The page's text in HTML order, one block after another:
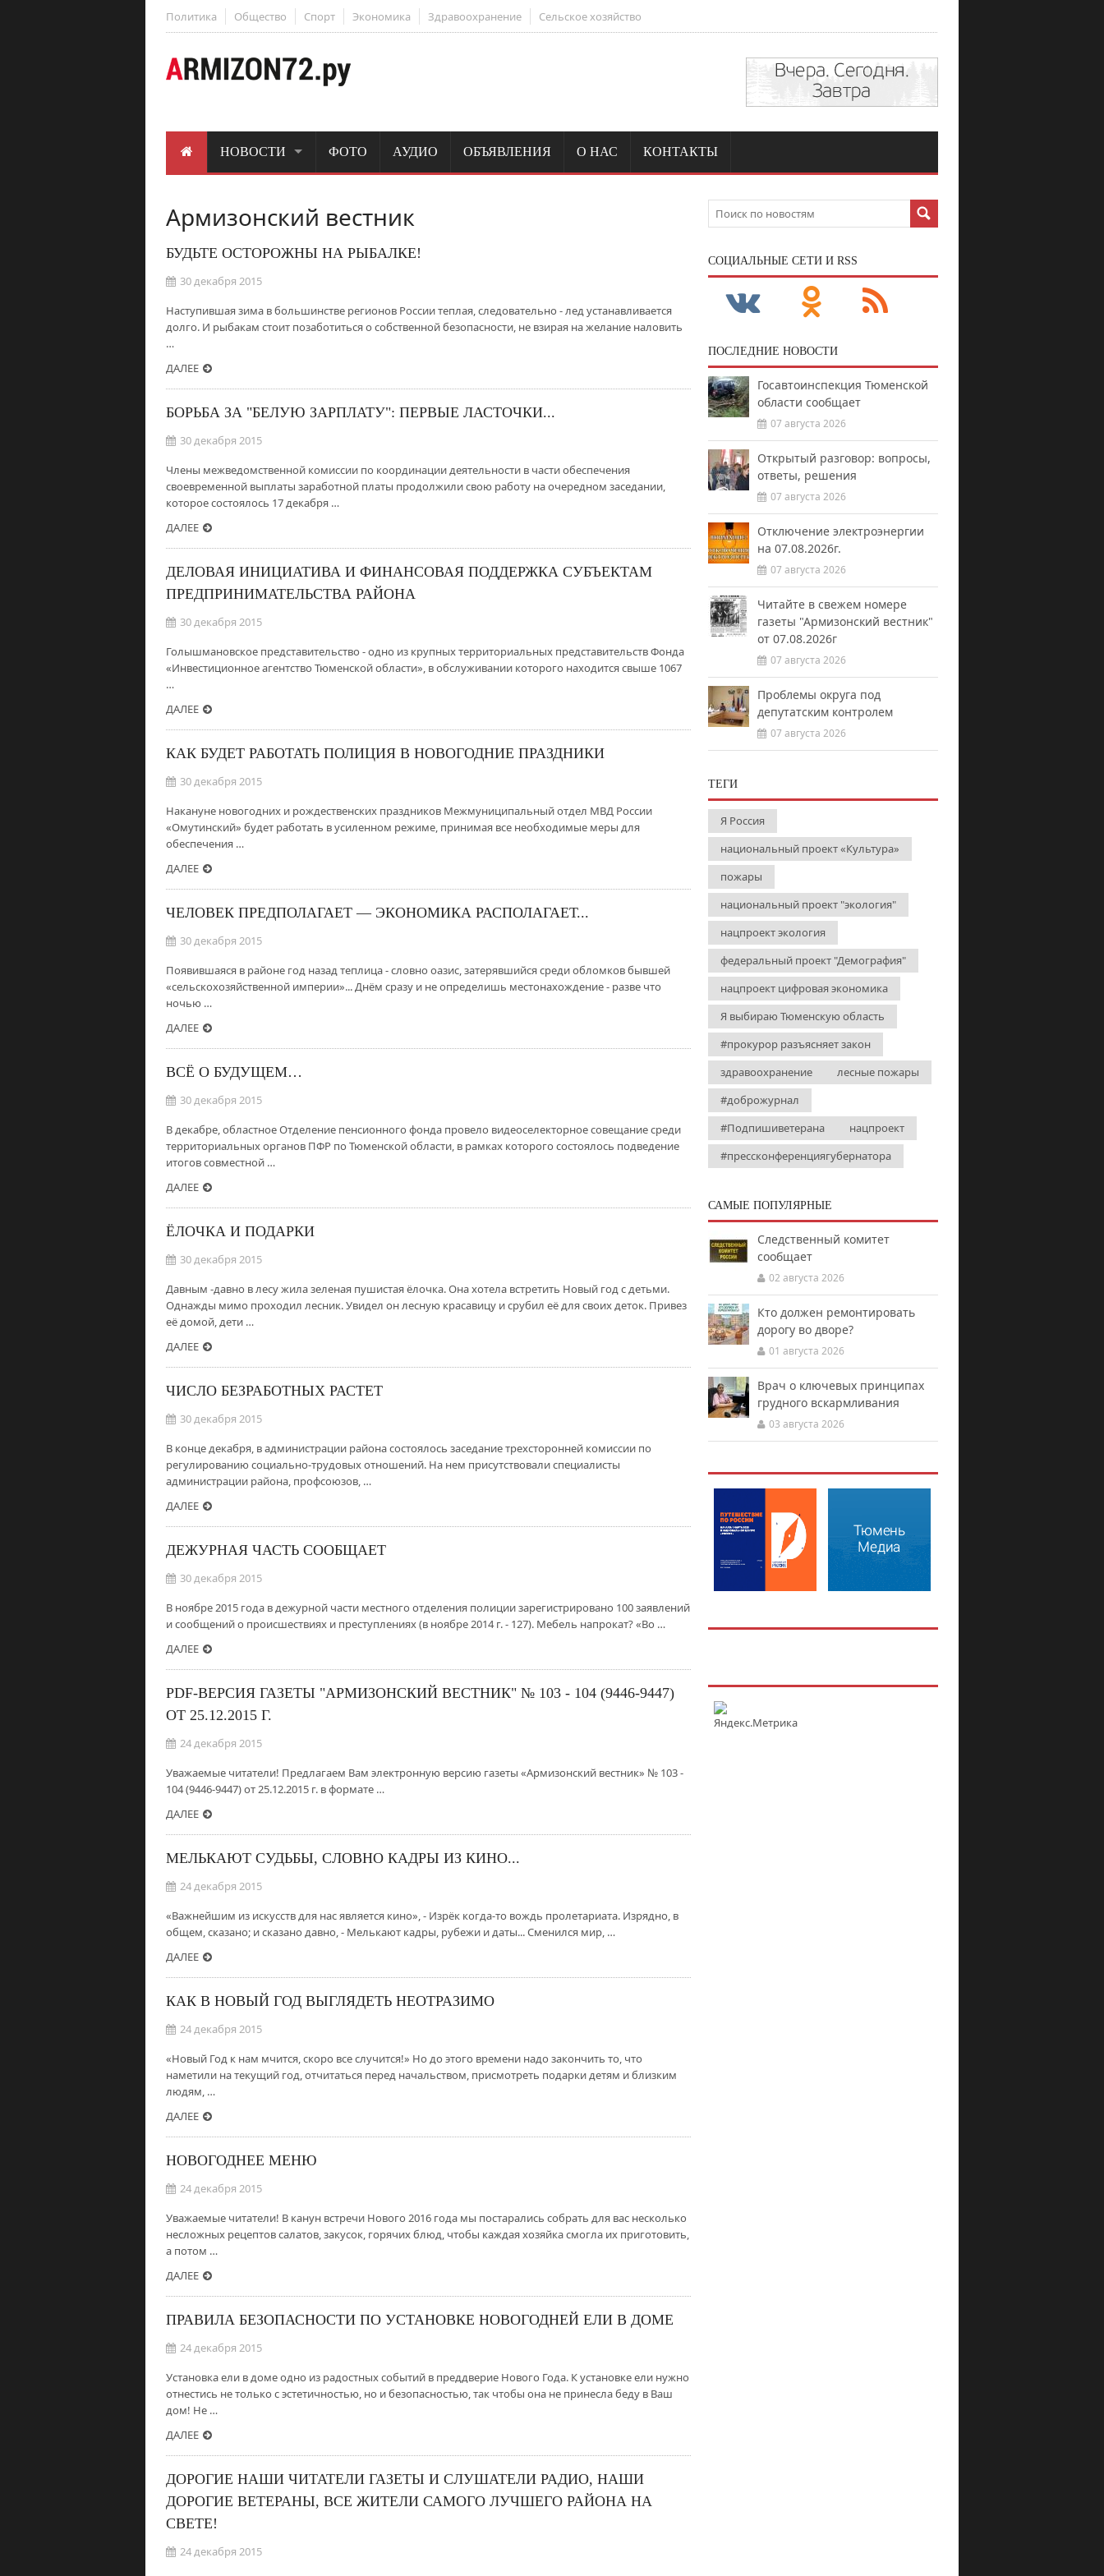
Политика Общество Спорт Экономика Здравоохранение Сельское хозяйство
НОВОСТИ ФОТО АУДИО ОБЪЯВЛЕНИЯ О НАС КОНТАКТЫ
Армизонский вестник
БУДЬТЕ ОСТОРОЖНЫ НА РЫБАЛКЕ!
30 декабря 2015
Наступившая зима в большинстве регионов России теплая, следовательно - лед устанавливается
долго. И рыбакам стоит позаботиться о собственной безопасности, не взирая на желание наловить
…
ДАЛЕЕ
БОРЬБА ЗА "БЕЛУЮ ЗАРПЛАТУ": ПЕРВЫЕ ЛАСТОЧКИ...
30 декабря 2015
Члены межведомственной комиссии по координации деятельности в части обеспечения
своевременной выплаты заработной платы продолжили свою работу на очередном заседании,
которое состоялось 17 декабря …
ДАЛЕЕ
ДЕЛОВАЯ ИНИЦИАТИВА И ФИНАНСОВАЯ ПОДДЕРЖКА СУБЪЕКТАМ
ПРЕДПРИНИМАТЕЛЬСТВА РАЙОНА
30 декабря 2015
Голышмановское представительство - одно из крупных территориальных представительств Фонда
«Инвестиционное агентство Тюменской области», в обслуживании которого находится свыше 1067
…
ДАЛЕЕ
КАК БУДЕТ РАБОТАТЬ ПОЛИЦИЯ В НОВОГОДНИЕ ПРАЗДНИКИ
30 декабря 2015
Накануне новогодних и рождественских праздников Межмуниципальный отдел МВД России
«Омутинский» будет работать в усиленном режиме, принимая все необходимые меры для
обеспечения …
ДАЛЕЕ
ЧЕЛОВЕК ПРЕДПОЛАГАЕТ — ЭКОНОМИКА РАСПОЛАГАЕТ...
30 декабря 2015
Появившаяся в районе год назад теплица - словно оазис, затерявшийся среди обломков бывшей
«сельскохозяйственной империи»... Днём сразу и не определишь местонахождение - разве что
ночью …
ДАЛЕЕ
ВСЁ О БУДУЩЕМ…
30 декабря 2015
В декабре, областное Отделение пенсионного фонда провело видеоселекторное совещание среди
территориальных органов ПФР по Тюменской области, в рамках которого состоялось подведение
итогов совместной …
ДАЛЕЕ
ЁЛОЧКА И ПОДАРКИ
30 декабря 2015
Давным -давно в лесу жила зеленая пушистая ёлочка. Она хотела встретить Новый год с детьми.
Однажды мимо проходил лесник. Увидел он лесную красавицу и срубил её для своих деток. Привез
её домой, дети …
ДАЛЕЕ
ЧИСЛО БЕЗРАБОТНЫХ РАСТЕТ
30 декабря 2015
В конце декабря, в администрации района состоялось заседание трехсторонней комиссии по
регулированию социально-трудовых отношений. На нем присутствовали специалисты
администрации района, профсоюзов, …
ДАЛЕЕ
ДЕЖУРНАЯ ЧАСТЬ СООБЩАЕТ
30 декабря 2015
В ноябре 2015 года в дежурной части местного отделения полиции зарегистрировано 100 заявлений
и сообщений о происшествиях и преступлениях (в ноябре 2014 г. - 127). Мебель напрокат? «Во …
ДАЛЕЕ
PDF-ВЕРСИЯ ГАЗЕТЫ "АРМИЗОНСКИЙ ВЕСТНИК" № 103 - 104 (9446-9447)
ОТ 25.12.2015 Г.
24 декабря 2015
Уважаемые читатели! Предлагаем Вам электронную версию газеты «Армизонский вестник» № 103 -
104 (9446-9447) от 25.12.2015 г. в формате …
ДАЛЕЕ
МЕЛЬКАЮТ СУДЬБЫ, СЛОВНО КАДРЫ ИЗ КИНО...
24 декабря 2015
«Важнейшим из искусств для нас является кино», - Изрёк когда-то вождь пролетариата. Изрядно, в
общем, сказано; и сказано давно, - Мелькают кадры, рубежи и даты... Сменился мир, …
ДАЛЕЕ
КАК В НОВЫЙ ГОД ВЫГЛЯДЕТЬ НЕОТРАЗИМО
24 декабря 2015
«Новый Год к нам мчится, скоро все случится!» Но до этого времени надо закончить то, что
наметили на текущий год, отчитаться перед начальством, присмотреть подарки детям и близким
людям, …
ДАЛЕЕ
НОВОГОДНЕЕ МЕНЮ
24 декабря 2015
Уважаемые читатели! В канун встречи Нового 2016 года мы постарались собрать для вас несколько
несложных рецептов салатов, закусок, горячих блюд, чтобы каждая хозяйка смогла их приготовить,
а потом …
ДАЛЕЕ
ПРАВИЛА БЕЗОПАСНОСТИ ПО УСТАНОВКЕ НОВОГОДНЕЙ ЕЛИ В ДОМЕ
24 декабря 2015
Установка ели в доме одно из радостных событий в преддверие Нового Года. К установке ели нужно
отнестись не только с эстетичностью, но и безопасностью, так чтобы она не принесла беду в Ваш
дом! Не …
ДАЛЕЕ
ДОРОГИЕ НАШИ ЧИТАТЕЛИ ГАЗЕТЫ И СЛУШАТЕЛИ РАДИО, НАШИ
ДОРОГИЕ ВЕТЕРАНЫ, ВСЕ ЖИТЕЛИ САМОГО ЛУЧШЕГО РАЙОНА НА
СВЕТЕ!
24 декабря 2015
CОЦИАЛЬНЫЕ СЕТИ И RSS
ПОСЛЕДНИЕ НОВОСТИ
Госавтоинспекция Тюменской
области сообщает
07 августа 2026
Открытый разговор: вопросы,
ответы, решения
07 августа 2026
Отключение электроэнергии
на 07.08.2026г.
07 августа 2026
Читайте в свежем номере
газеты "Армизонский вестник"
от 07.08.2026г
07 августа 2026
Проблемы округа под
депутатским контролем
07 августа 2026
ТЕГИ
Я Россия
национальный проект «Культура»
пожары
национальный проект "экология"
нацпроект экология
федеральный проект "Демография"
нацпроект цифровая экономика
Я выбираю Тюменскую область
#прокурор разъясняет закон
здравоохранение
лесные пожары
#доброжурнал
#Подпишиветерана
нацпроект
#прессконференциягубернатора
САМЫЕ ПОПУЛЯРНЫЕ
Следственный комитет
сообщает
02 августа 2026
Кто должен ремонтировать
дорогу во дворе?
01 августа 2026
Врач о ключевых принципах
грудного вскармливания
03 августа 2026